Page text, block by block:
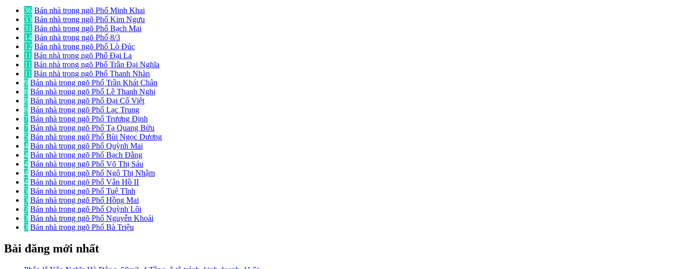
36 Bán nhà trong ngõ Phố Minh Khai
33 Bán nhà trong ngõ Phố Kim Ngưu
31 Bán nhà trong ngõ Phố Bạch Mai
14 Bán nhà trong ngõ Phố 8/3
12 Bán nhà trong ngõ Phố Lò Đúc
11 Bán nhà trong ngõ Phố Đại La
11 Bán nhà trong ngõ Phố Trần Đại Nghĩa
11 Bán nhà trong ngõ Phố Thanh Nhàn
9 Bán nhà trong ngõ Phố Trần Khát Chân
8 Bán nhà trong ngõ Phố Lê Thanh Nghị
8 Bán nhà trong ngõ Phố Đại Cổ Việt
8 Bán nhà trong ngõ Phố Lạc Trung
7 Bán nhà trong ngõ Phố Trương Định
7 Bán nhà trong ngõ Phố Tạ Quang Bửu
5 Bán nhà trong ngõ Phố Bùi Ngọc Dương
4 Bán nhà trong ngõ Phố Quỳnh Mai
4 Bán nhà trong ngõ Phố Bạch Đằng
4 Bán nhà trong ngõ Phố Võ Thị Sáu
4 Bán nhà trong ngõ Phố Ngô Thị Nhậm
4 Bán nhà trong ngõ Phố Vân Hồ II
3 Bán nhà trong ngõ Phố Tuệ Tĩnh
3 Bán nhà trong ngõ Phố Hồng Mai
3 Bán nhà trong ngõ Phố Quỳnh Lôi
3 Bán nhà trong ngõ Phố Nguyễn Khoái
3 Bán nhà trong ngõ Phố Bà Triệu
Bài đăng mới nhất